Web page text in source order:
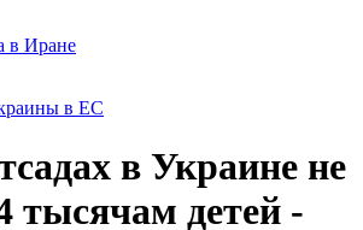
в Иране
в ЕС
в Украине не
тысячам детей -